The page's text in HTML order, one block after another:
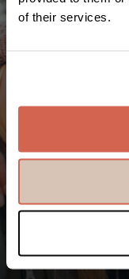
of their services.
En värld där
till vänner och